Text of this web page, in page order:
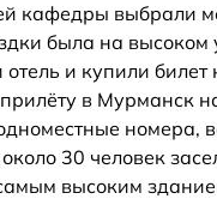
кафедры выбрали
была на
и купили
в Мурманск
30 человек
высоким